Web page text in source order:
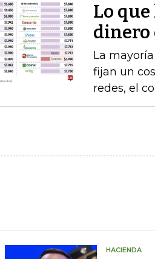
Lo
dinero
La
fijan un
redes, el
HACIENDA